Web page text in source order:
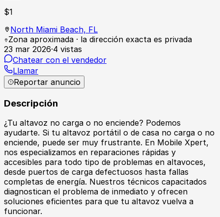
$1
North Miami Beach, FL
Zona aproximada · la dirección exacta es privada
23 mar 2026·4 vistas
Chatear con el vendedor
Llamar
Reportar anuncio
Descripción
¿Tu altavoz no carga o no enciende? Podemos
ayudarte. Si tu altavoz portátil o de casa no carga o no
enciende, puede ser muy frustrante. En Mobile Xpert,
nos especializamos en reparaciones rápidas y
accesibles para todo tipo de problemas en altavoces,
desde puertos de carga defectuosos hasta fallas
completas de energía. Nuestros técnicos capacitados
diagnostican el problema de inmediato y ofrecen
soluciones eficientes para que tu altavoz vuelva a
funcionar.